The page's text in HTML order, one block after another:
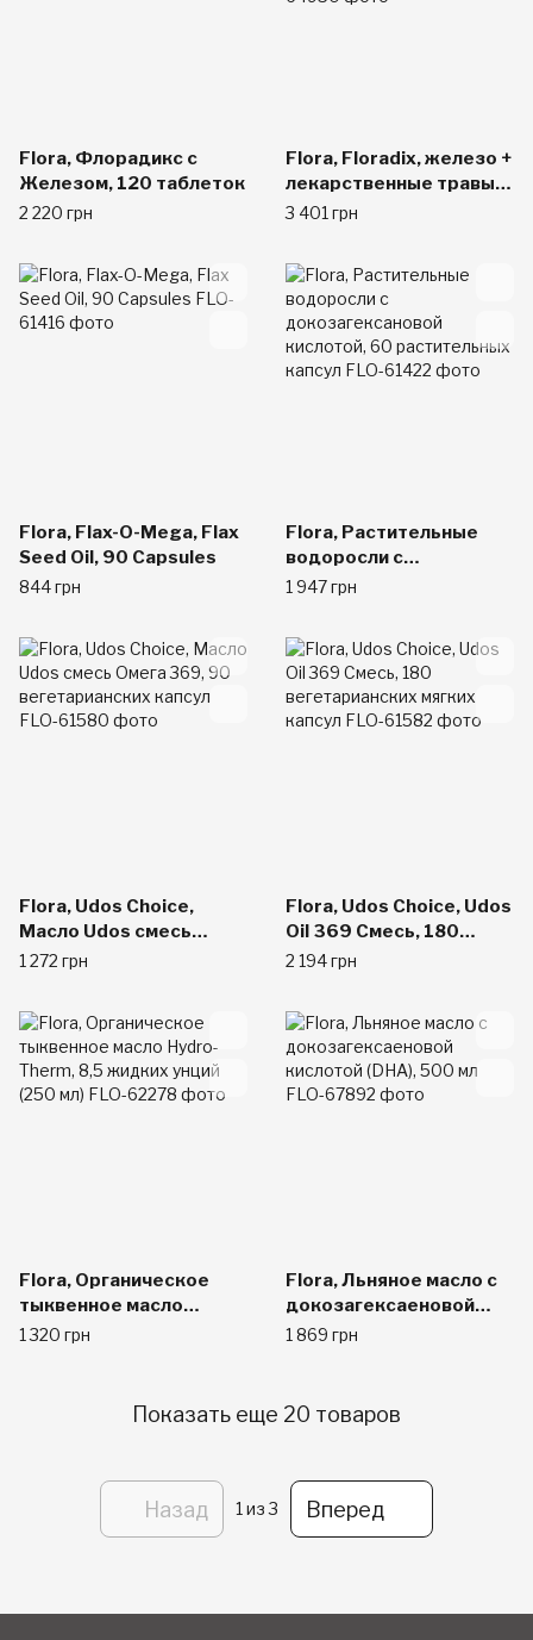
Flora, Флорадикс с
Железом, 120 таблеток
2 220 грн
Flora, Floradix, железо +
лекарственные травы,
жидкий экстракт, 23
3 401 грн
Flora, Flax-O-Mega, Flax
Seed Oil, 90 Capsules
844 грн
Flora, Растительные
водоросли с
докозагексановой
растительных капсул
1 947 грн
Flora, Udos Choice,
Масло Udos смесь
Омега 369, 90
1 272 грн
Flora, Udos Choice, Udos
Oil 369 Смесь, 180
вегетарианских мягких
2 194 грн
Flora, Органическое
тыквенное масло
Hydro-Therm, 8,5
1 320 грн
Flora, Льняное масло с
докозагексаеновой
кислотой (DHA), 500 мл
1 869 грн
Показать еще 20 товаров
Назад 1 из 3 Вперед